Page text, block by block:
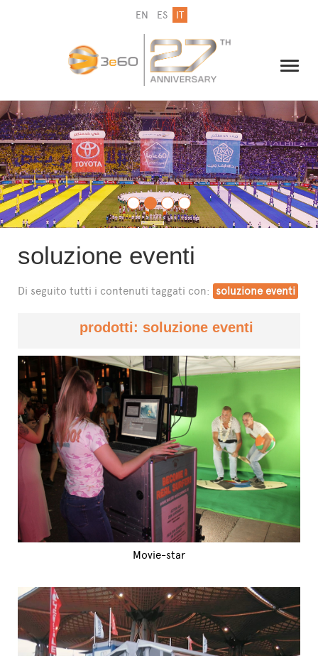
EN ES IT
IL GRUPPO
NEWSLETTER
CONTATTI
soluzione eventi
Di seguito tutti i contenuti taggati con: soluzione eventi
prodotti: soluzione eventi
Movie-star